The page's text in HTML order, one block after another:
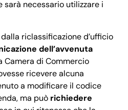
necessario utilizzare i
riclassificazione d’ufficio
dell’avvenuta
Camera di Commercio
ricevere alcuna
a modificare il codice
ma può richiedere